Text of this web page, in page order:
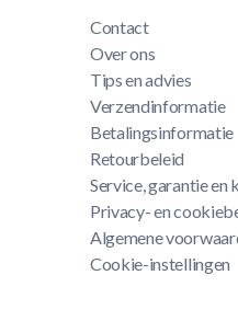
Contact
Over ons
Tips en advies
Verzendinformatie
Betalingsinformatie
Retourbeleid
Service, garantie en
Privacy- en
Algemene
Cookie-instellingen